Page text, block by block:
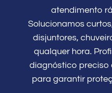
atendimento
Solucionamos
disjuntores,
qualquer hora.
diagnóstico preciso
para garantir